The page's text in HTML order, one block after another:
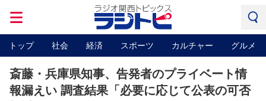
トップ 社会 経済 スポーツ カルチャー グルメ
斎藤・兵庫県知事、告発者のプライベート情
報漏えい 調査結果「必要に応じて公表の可否